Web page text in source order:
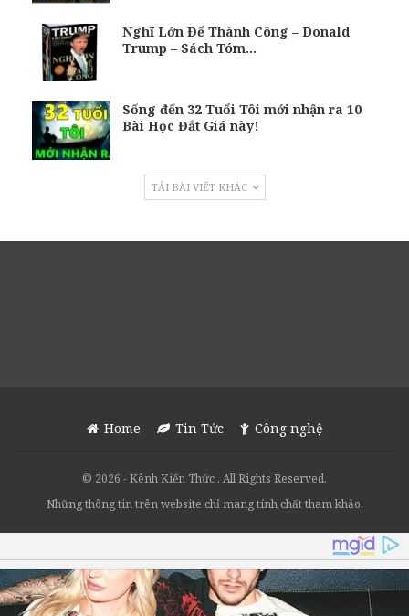
Nghĩ Lớn Để Thành Công – Donald
Trump – Sách Tóm…
Sống đến 32 Tuổi Tôi mới nhận ra 10
Bài Học Đắt Giá này!
TẢI BÀI VIẾT KHÁC
Home Tin Tức Công nghệ
© 2026 - Kênh Kiến Thức . All Rights Reserved.
Những thông tin trên website chỉ mang tính chất tham khảo.